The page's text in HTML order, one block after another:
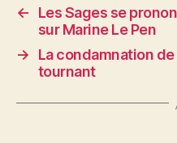
←
Les Sages se
sur Marine Le Pen
→
La condamnation
tournant